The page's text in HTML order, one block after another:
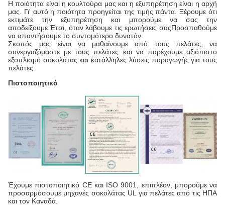
Η ποιότητα είναι η κουλτούρα μας και η εξυπηρέτηση είναι η αρχή
μας. Γι' αυτό η ποιότητα προηγείται της τιμής πάντα. Ξέρουμε ότι
εκτιμάτε την εξυπηρέτηση και μπορούμε να σας την
αποδείξουμε.Έτσι, όταν λάβουμε τις ερωτήσεις σαςΠροσπαθούμε
να απαντήσουμε το συντομότερο δυνατόν.
Σκοπός μας είναι να μαθαίνουμε από τους πελάτες, να
συνεργαζόμαστε με τους πελάτες και να παρέχουμε αξιόπιστο
εξοπλισμό σοκολάτας και κατάλληλες λύσεις παραγωγής για τους
πελάτες.
Πιστοποιητικό
Έχουμε πιστοποιητικό CE και ISO 9001, επιπλέον, μπορούμε να
προσαρμόσουμε μηχανές σοκολάτας UL για πελάτες από τις ΗΠΑ
και τον Καναδά.